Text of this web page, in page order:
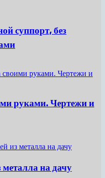
суппорт, без
руками. Чертежи и
металла на дачу